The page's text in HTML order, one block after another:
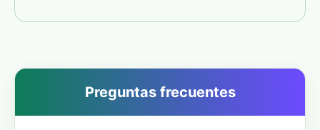
Preguntas frecuentes